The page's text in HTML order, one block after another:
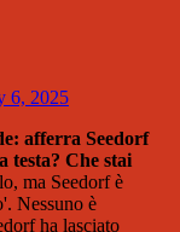
6, 2025
afferra Seedorf
testa? Che stai
ma Seedorf è
Nessuno è
ha lasciato